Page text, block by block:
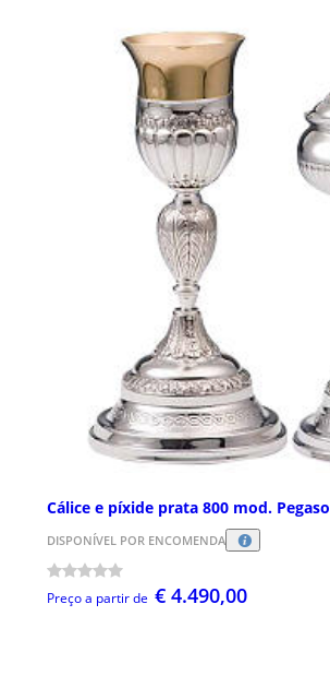
Cálice e píxide prata 800 mod. Pegaso
DISPONÍVEL POR ENCOMENDA
Preço a partir de € 4.490,00